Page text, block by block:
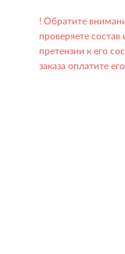
! Обратите
проверяете состав
претензии к его
заказа оплатите